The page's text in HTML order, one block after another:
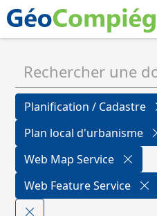
Planification / Cadastre
Plan local d'urbanisme
Web Map Service
Web Feature Service